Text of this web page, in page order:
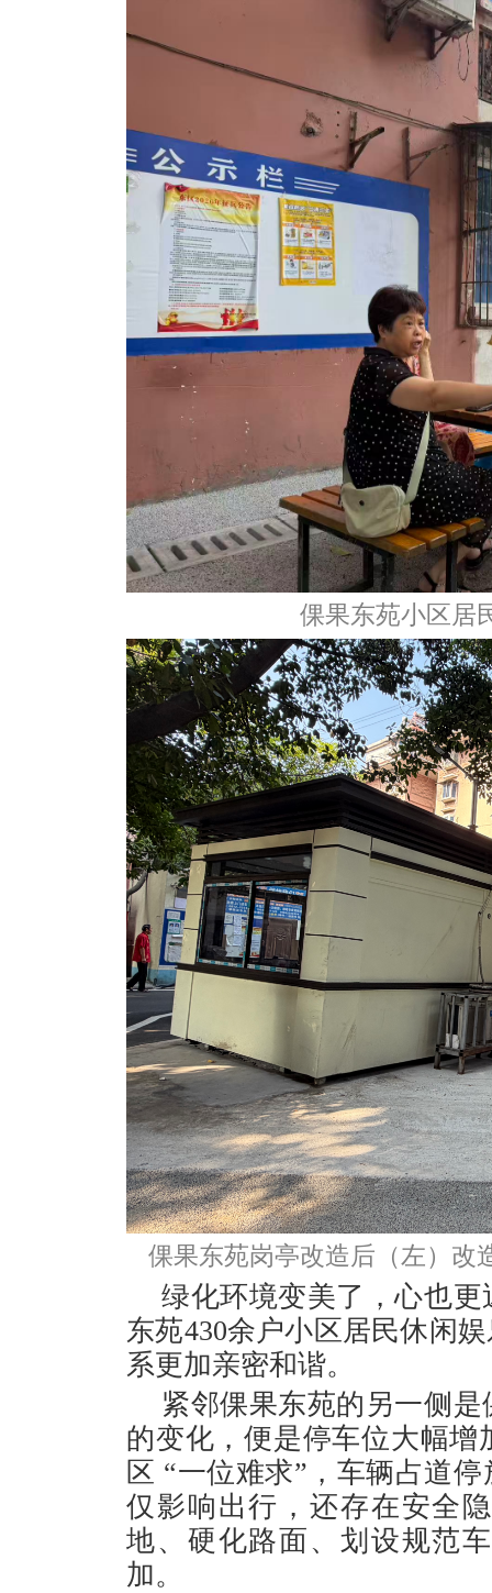
倮果东苑小区居
倮果东苑岗亭改造后（左）改
绿化环境变美了，心也
东苑430余户小区居民休闲
系更加亲密和谐。
紧邻倮果东苑的另一侧
的变化，便是停车位大幅
区 “一位难求”，车辆占道
仅影响出行，还存在安全
地、硬化路面、划设规范
加。